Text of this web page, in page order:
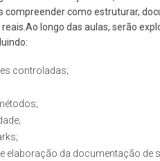
compreender como estruturar,
longo das aulas, serão
controladas;
elaboração da documentação de